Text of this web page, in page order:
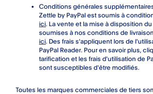
Conditions générales
Zettle by PayPal est soumis à
ici. La vente et la mise à disposition
soumises à nos conditions de
ici. Des frais s'appliquent lors de
PayPal Reader. Pour en savoir plus,
tarification et les frais d'utilisation de
sont susceptibles d'être modifiés.
Toutes les marques commerciales de tiers